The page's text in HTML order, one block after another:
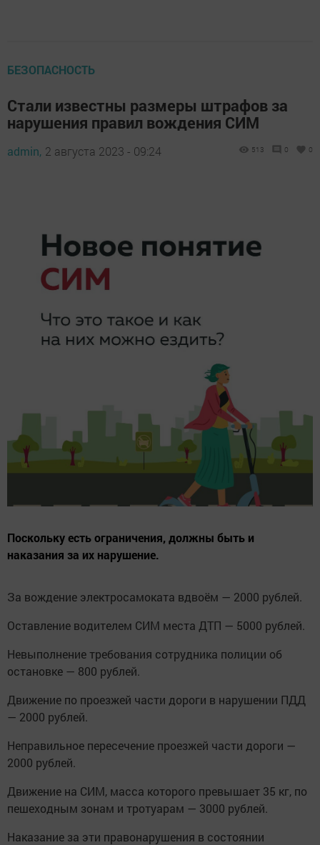
БЕЗОПАСНОСТЬ
Стали известны размеры штрафов за
нарушения правил вождения СИМ
admin, 2 августа 2023 - 09:24 513 0 0
Поскольку есть ограничения, должны быть и
наказания за их нарушение.
За вождение электросамоката вдвоём — 2000 рублей.
Оставление водителем СИМ места ДТП — 5000 рублей.
Невыполнение требования сотрудника полиции об
остановке — 800 рублей.
Движение по проезжей части дороги в нарушении ПДД
— 2000 рублей.
Неправильное пересечение проезжей части дороги —
2000 рублей.
Движение на СИМ, масса которого превышает 35 кг, по
пешеходным зонам и тротуарам — 3000 рублей.
Наказание за эти правонарушения в состоянии